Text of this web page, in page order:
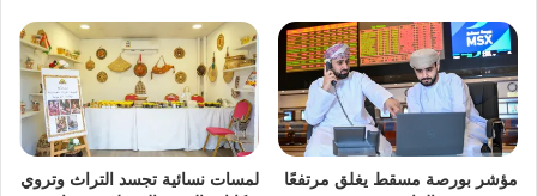
مؤشر بورصة مسقط يغلق مرتفعًا
لمسات نسائية تجسد التراث وتروي